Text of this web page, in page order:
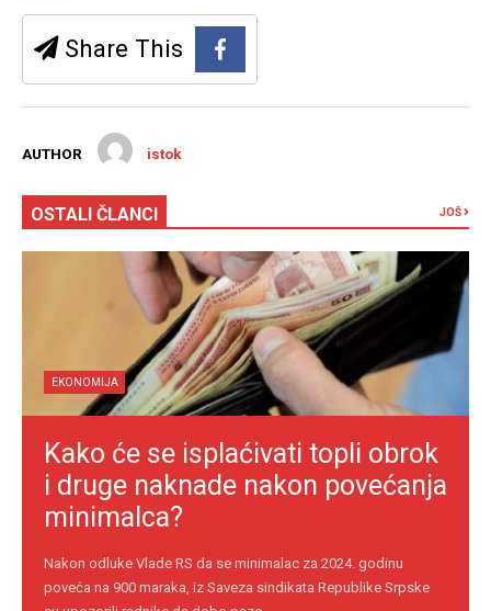
Share This
AUTHOR istok
OSTALI ČLANCI JOŠ
EKONOMIJA
Kako će se isplaćivati topli obrok
i druge naknade nakon povećanja
minimalca?
Nakon odluke Vlade RS da se minimalac za 2024. godinu
poveća na 900 maraka, iz Saveza sindikata Republike Srpske